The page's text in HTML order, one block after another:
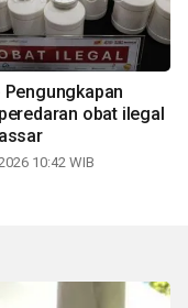
Pengungkapan
obat ilegal
10:42 WIB